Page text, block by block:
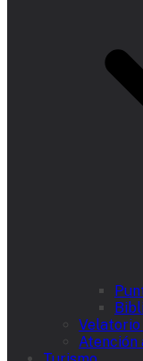
Velatorio
Atención